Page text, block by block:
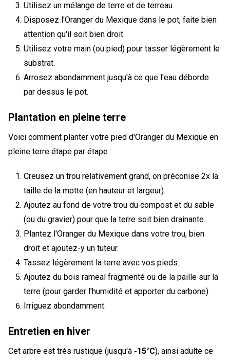
Utilisez un mélange de terre et de terreau.
Disposez l'Oranger du Mexique dans le pot, faite bien
attention qu'il soit bien droit.
Utilisez votre main (ou pied) pour tasser légèrement le
substrat.
Arrosez abondamment jusqu'à ce que l'eau déborde
par dessus le pot.
Plantation en pleine terre
Voici comment planter votre pied d'Oranger du Mexique en
pleine terre étape par étape :
Creusez un trou relativement grand, on préconise 2x la
taille de la motte (en hauteur et largeur).
Ajoutez au fond de votre trou du compost et du sable
(ou du gravier) pour que la terre soit bien drainante.
Plantez l'Oranger du Mexique dans votre trou, bien
droit et ajoutez-y un tuteur.
Tassez légèrement la terre avec vos pieds.
Ajoutez du bois rameal fragmenté ou de la paille sur la
terre (pour garder l'humidité et apporter du carbone).
Irriguez abondamment.
Entretien en hiver
Cet arbre est très rustique (jusqu'à -15°C), ainsi adulte ce